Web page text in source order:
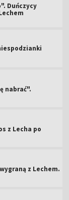
Duńczycy
nabrać".
z Lecha po
z Lechem.